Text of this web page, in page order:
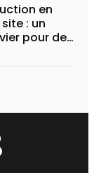
en
: un
pour des